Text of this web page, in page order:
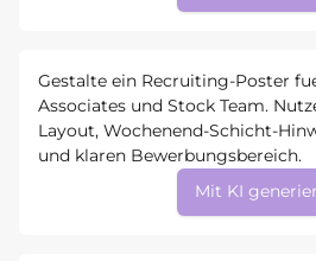
Gestalte ein Recruiting-Poster
Associates und Stock Team.
Layout, Wochenend-Schicht-
und klaren Bewerbungsbereich.
Mit KI